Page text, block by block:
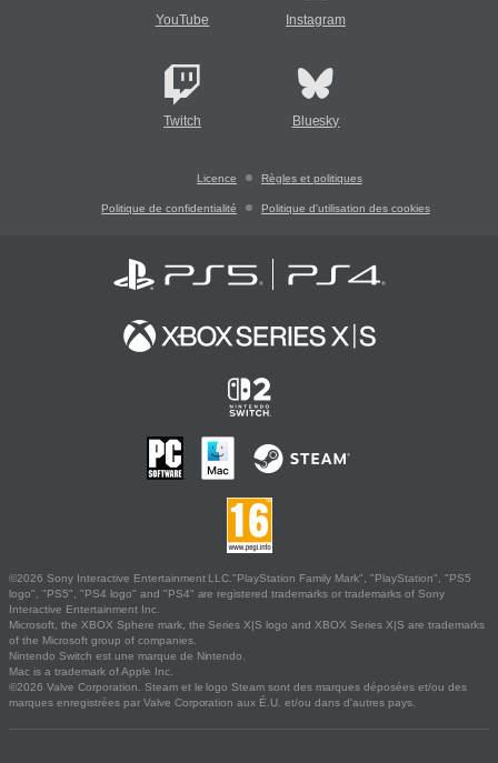
YouTube Instagram
Twitch Bluesky
Licence Règles et politiques
Politique de confidentialité Politique d'utilisation des cookies
©2026 Sony Interactive Entertainment LLC."PlayStation Family Mark", "PlayStation", "PS5
logo", "PS5", "PS4 logo" and "PS4" are registered trademarks or trademarks of Sony
Interactive Entertainment Inc.
Microsoft, the XBOX Sphere mark, the Series X|S logo and XBOX Series X|S are trademarks
of the Microsoft group of companies.
Nintendo Switch est une marque de Nintendo.
Mac is a trademark of Apple Inc.
©2026 Valve Corporation. Steam et le logo Steam sont des marques déposées et/ou des
marques enregistrées par Valve Corporation aux É.U. et/ou dans d'autres pays.